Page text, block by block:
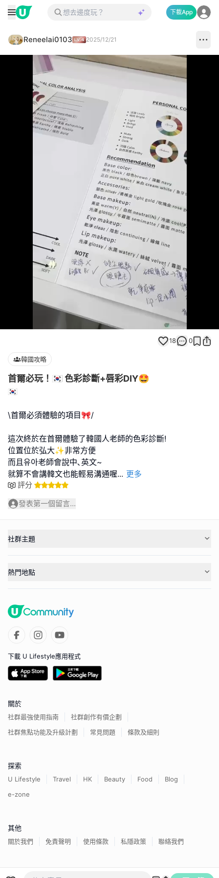
下載App
Reneelai0103 2025/12/21
Loaded
100.00%
18 0
韓國攻略
首爾必玩！🇰🇷 色彩診斷+唇彩DIY🤩
🇰🇷
\首爾必須體驗的項目🎀/
這次終於在首爾體驗了韓國人老師的色彩診斷!
位置位於弘大✨非常方便
而且유아老師會說中､英文~
就算不會講韓文也能輕易溝通喔... 更多
評分
發表第一個留言...
社群主題
熱門地點
下載 U Lifestyle應用程式
關於
社群最強使用指南
社群創作有價企劃
社群焦點功能及升級計劃
常見問題 條款及細則
探索
U Lifestyle Travel HK Beauty Food
Blog
e-zone
其他
關於我們 免責聲明 使用條款 私隱政策 聯絡我們